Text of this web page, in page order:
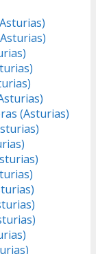
(Asturias)